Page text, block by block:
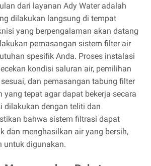
dari layanan Ady Water adalah
dilakukan langsung di tempat
yang berpengalaman akan datang
pemasangan sistem filter air
spesifik Anda. Proses instalasi
kondisi saluran air, pemilihan
dan pemasangan tabung filter
yang tepat agar dapat bekerja secara
dilakukan dengan teliti dan
bahwa sistem filtrasi dapat
dan menghasilkan air yang bersih,
untuk digunakan.